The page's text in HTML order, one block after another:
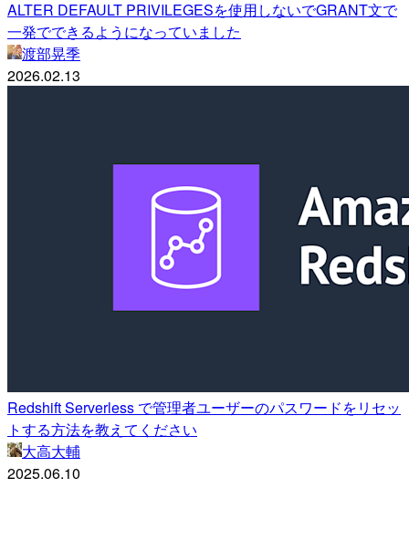
ALTER DEFAULT PRIVILEGESを使用しないでGRANT文で
一発でできるようになっていました
渡部晃季
2026.02.13
Redshift Serverless で管理者ユーザーのパスワードをリセッ
トする方法を教えてください
大高大輔
2025.06.10